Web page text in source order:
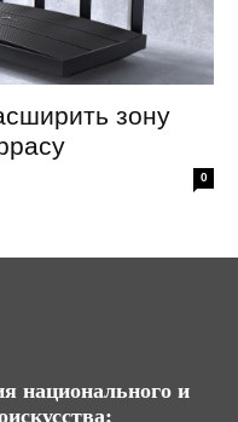
зону
0
национального и